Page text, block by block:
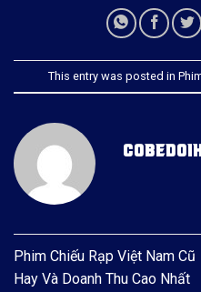
This entry was posted in
Phim Chiếu Rạp Việt Nam Cũ
Hay Và Doanh Thu Cao Nhất